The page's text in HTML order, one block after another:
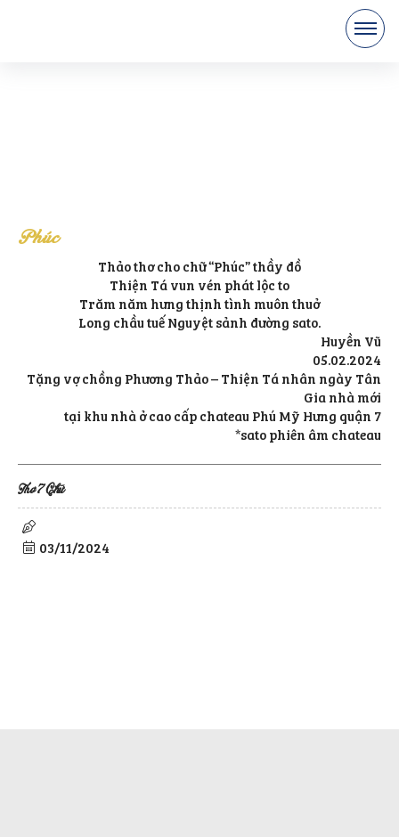
Phúc
Thảo thơ cho chữ “Phúc” thầy đồ
Thiện Tá vun vén phát lộc to
Trăm năm hưng thịnh tình muôn thuở
Long chầu tuế Nguyệt sảnh đường sato.
Huyền Vũ
05.02.2024
Tặng vợ chồng Phương Thảo – Thiện Tá nhân ngày Tân
Gia nhà mới
tại khu nhà ở cao cấp chateau Phú Mỹ Hưng quận 7
*sato phiên âm chateau
Thơ 7 Chữ
03/11/2024